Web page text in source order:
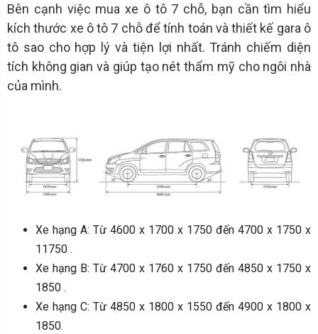
Bên cạnh việc mua xe ô tô 7 chỗ, bạn cần tìm hiểu
kích thước xe ô tô 7 chỗ để tính toán và thiết kế gara ô
tô sao cho hợp lý và tiện lợi nhất. Tránh chiếm diện
tích không gian và giúp tạo nét thẩm mỹ cho ngôi nhà
của mình.
Xe hạng A: Từ 4600 x 1700 x 1750 đến 4700 x 1750 x
11750 .
Xe hạng B: Từ 4700 x 1760 x 1750 đến 4850 x 1750 x
1850 .
Xe hạng C: Từ 4850 x 1800 x 1550 đến 4900 x 1800 x
1850.